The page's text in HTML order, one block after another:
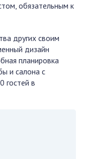
обязательным к
других своим
дизайн
планировка
и салона с
гостей в